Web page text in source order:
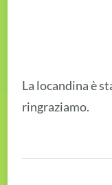
La locandina è
ringraziamo.